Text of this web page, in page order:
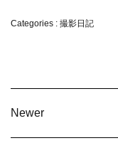
Categories : 撮影日記
Newer